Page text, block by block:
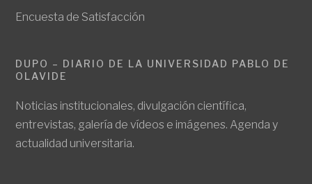
Encuesta de Satisfacción
DUPO – DIARIO DE LA UNIVERSIDAD PABLO DE
OLAVIDE
Noticias institucionales, divulgación científica,
entrevistas, galería de vídeos e imágenes. Agenda y
actualidad universitaria.